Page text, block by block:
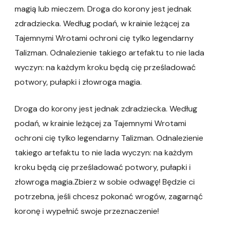
magią lub mieczem. Droga do korony jest jednak
zdradziecka. Według podań, w krainie leżącej za
Tajemnymi Wrotami ochroni cię tylko legendarny
Talizman. Odnalezienie takiego artefaktu to nie lada
wyczyn: na każdym kroku będą cię prześladować
potwory, pułapki i złowroga magia.
Droga do korony jest jednak zdradziecka. Według
podań, w krainie leżącej za Tajemnymi Wrotami
ochroni cię tylko legendarny Talizman. Odnalezienie
takiego artefaktu to nie lada wyczyn: na każdym
kroku będą cię prześladować potwory, pułapki i
złowroga magia.Zbierz w sobie odwagę! Będzie ci
potrzebna, jeśli chcesz pokonać wrogów, zagarnąć
koronę i wypełnić swoje przeznaczenie!